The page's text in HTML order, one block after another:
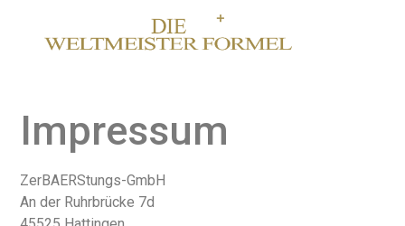
Impressum
ZerBAERStungs-GmbH
An der Ruhrbrücke 7d